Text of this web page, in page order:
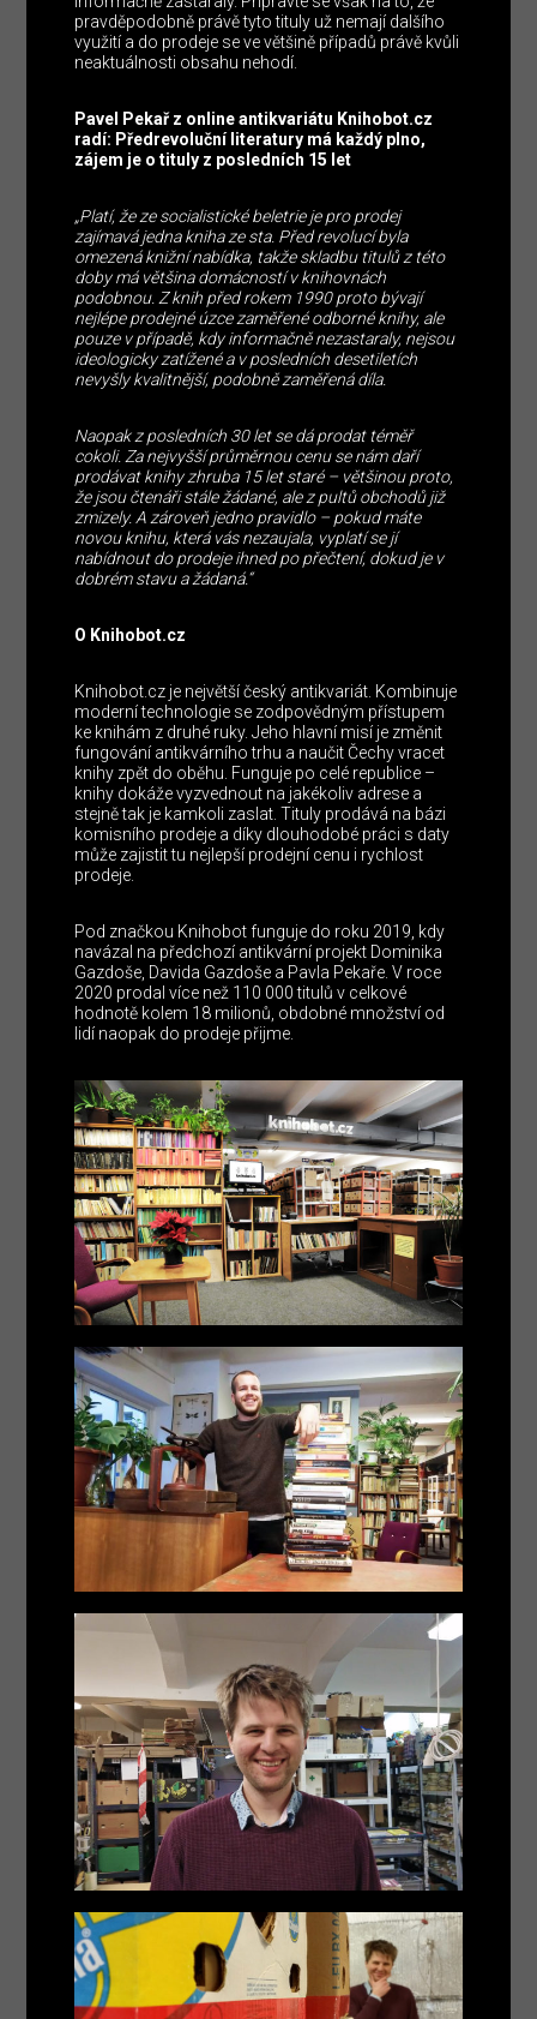
pravděpodobně právě tyto tituly už nemají dalšího
využití a do prodeje se ve většině případů právě kvůli
neaktuálnosti obsahu nehodí.
Pavel Pekař z online antikvariátu Knihobot.cz
radí: Předrevoluční literatury má každý plno,
zájem je o tituly z posledních 15 let
„Platí, že ze socialistické beletrie je pro prodej
zajímavá jedna kniha ze sta. Před revolucí byla
omezená knižní nabídka, takže skladbu titulů z této
doby má většina domácností v knihovnách
podobnou. Z knih před rokem 1990 proto bývají
nejlépe prodejné úzce zaměřené odborné knihy, ale
pouze v případě, kdy informačně nezastaraly, nejsou
ideologicky zatížené a v posledních desetiletích
nevyšly kvalitnější, podobně zaměřená díla.
Naopak z posledních 30 let se dá prodat téměř
cokoli. Za nejvyšší průměrnou cenu se nám daří
prodávat knihy zhruba 15 let staré – většinou proto,
že jsou čtenáři stále žádané, ale z pultů obchodů již
zmizely. A zároveň jedno pravidlo – pokud máte
novou knihu, která vás nezaujala, vyplatí se jí
nabídnout do prodeje ihned po přečtení, dokud je v
dobrém stavu a žádaná.“
O Knihobot.cz
Knihobot.cz je největší český antikvariát. Kombinuje
moderní technologie se zodpovědným přístupem
ke knihám z druhé ruky. Jeho hlavní misí je změnit
fungování antikvárního trhu a naučit Čechy vracet
knihy zpět do oběhu. Funguje po celé republice –
knihy dokáže vyzvednout na jakékoliv adrese a
stejně tak je kamkoli zaslat. Tituly prodává na bázi
komisního prodeje a díky dlouhodobé práci s daty
může zajistit tu nejlepší prodejní cenu i rychlost
prodeje.
Pod značkou Knihobot funguje do roku 2019, kdy
navázal na předchozí antikvární projekt Dominika
Gazdoše, Davida Gazdoše a Pavla Pekaře. V roce
2020 prodal více než 110 000 titulů v celkové
hodnotě kolem 18 milionů, obdobné množství od
lidí naopak do prodeje přijme.